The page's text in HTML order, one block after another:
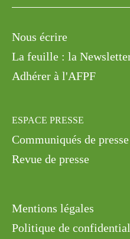
Nous écrire
La feuille : la
Adhérer à l'AFPF
ESPACE PRESSE
Communiqués de presse
Revue de presse
Mentions légales
Politique de